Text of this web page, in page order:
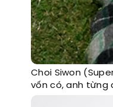
Choi Siwon
vốn có, anh từng